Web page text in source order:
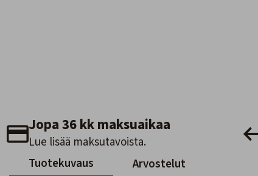
Jopa 36 kk maksuaikaa
Lue lisää maksutavoista.
Tuotekuvaus
Arvostelut